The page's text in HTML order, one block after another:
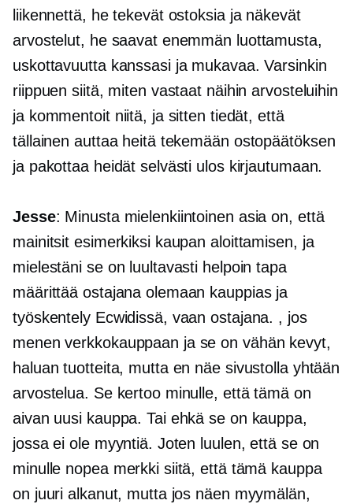
liikennettä, he tekevät ostoksia ja näkevät
arvostelut, he saavat enemmän luottamusta,
uskottavuutta kanssasi ja mukavaa. Varsinkin
riippuen siitä, miten vastaat näihin arvosteluihin
ja kommentoit niitä, ja sitten tiedät, että
tällainen auttaa heitä tekemään ostopäätöksen
ja pakottaa heidät selvästi ulos kirjautumaan.
Jesse: Minusta mielenkiintoinen asia on, että
mainitsit esimerkiksi kaupan aloittamisen, ja
mielestäni se on luultavasti helpoin tapa
määrittää ostajana olemaan kauppias ja
työskentely Ecwidissä, vaan ostajana. , jos
menen verkkokauppaan ja se on vähän kevyt,
haluan tuotteita, mutta en näe sivustolla yhtään
arvostelua. Se kertoo minulle, että tämä on
aivan uusi kauppa. Tai ehkä se on kauppa,
jossa ei ole myyntiä. Joten luulen, että se on
minulle nopea merkki siitä, että tämä kauppa
on juuri alkanut, mutta jos näen myymälän,